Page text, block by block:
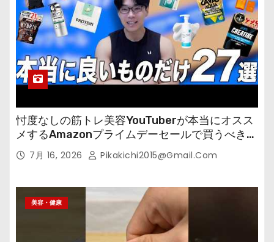
忖度なしの筋トレ美容YouTuberが本当にオスス
メするAmazonプライムデーセールで買うべきも
の 7月 16, 2026 Pikakichi2015@gmail.com
美容・健康